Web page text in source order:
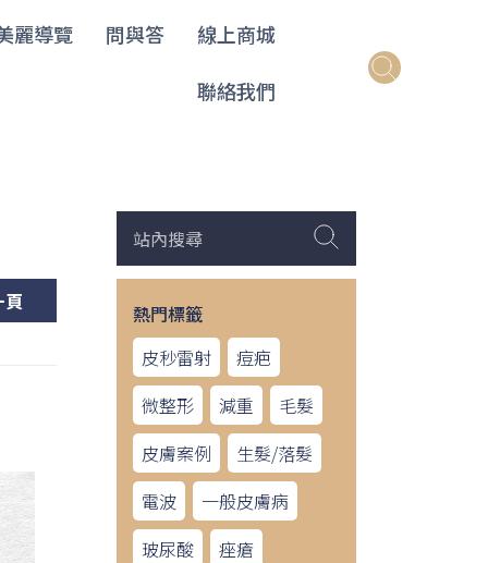
麗導覽 問與答
線上商城
聯絡我們
熱門標籤
皮秒雷射
痘疤
微整形
減重
毛髮
皮膚案例
生髮/落髮
電波
一般皮膚病
玻尿酸
痤瘡